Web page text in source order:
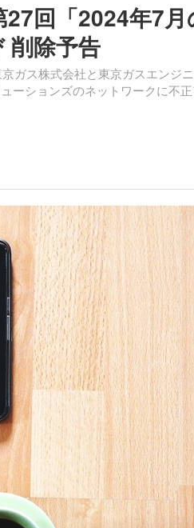
回「2024年7月
削除予告
ガス株式会社と東京ガスエンジ
ーションズのネットワークに不